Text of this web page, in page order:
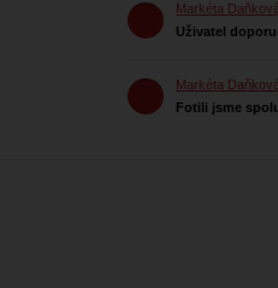
Markéta Daňková
Uživatel
Markéta Daňková
Fotili jsme